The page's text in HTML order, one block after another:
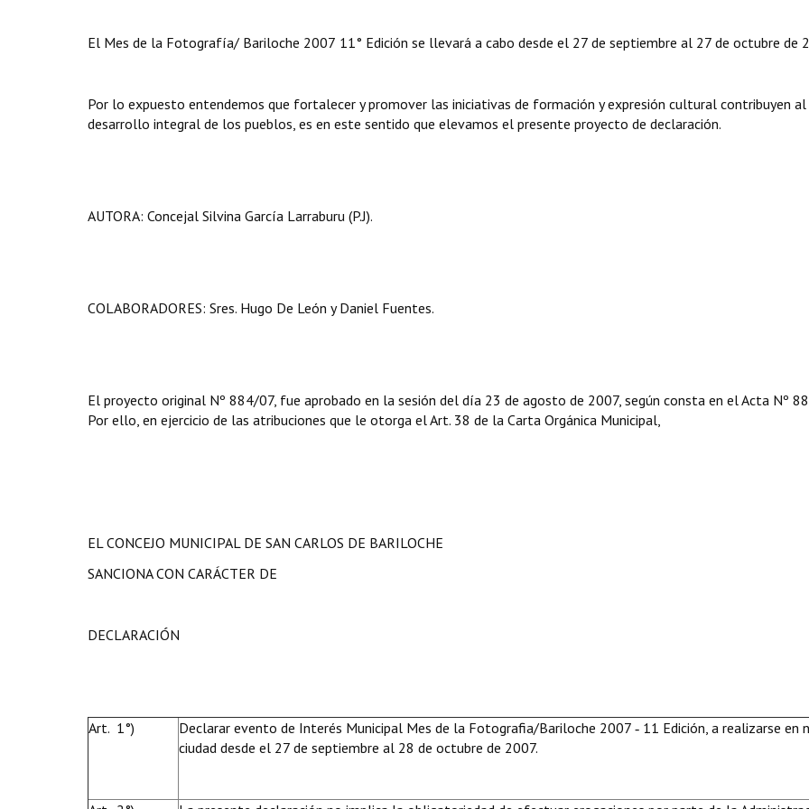
El Mes de la Fotografía/ Bariloche 2007 11° Edición se llevará a cabo desde el 27 de septiembre al 27 de octubre de
Por lo expuesto entendemos que fortalecer y promover las iniciativas de formación y expresión cultural contribuyen al
desarrollo integral de los pueblos, es en este sentido que elevamos el presente proyecto de declaración.
AUTORA: Concejal Silvina García Larraburu (P.J).
COLABORADORES: Sres. Hugo De León y Daniel Fuentes.
El proyecto original Nº 884/07, fue aprobado en la sesión del día 23 de agosto de 2007, según consta en el Acta Nº
Por ello, en ejercicio de las atribuciones que le otorga el Art. 38 de la Carta Orgánica Municipal,
EL CONCEJO MUNICIPAL DE SAN CARLOS DE BARILOCHE
SANCIONA CON CARÁCTER DE
DECLARACIÓN
Art. 1°)
Declarar evento de Interés Municipal Mes de la Fotografia/Bariloche 2007 ‑ 11 Edición, a realizarse en
ciudad desde el 27 de septiembre al 28 de octubre de 2007.